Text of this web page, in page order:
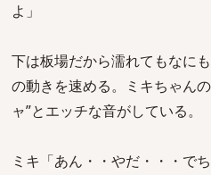
よ」
下は板場だから濡れてもなに
の動きを速める。ミキちゃん
ャ”とエッチな音がしている。
ミキ「あん・・やだ・・・で